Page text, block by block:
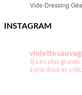
Vide-Dressing
INSTAGRAM
👗Les plus
à prix doux et